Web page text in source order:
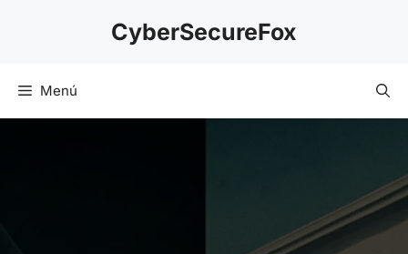
CyberSecureFox
Menú